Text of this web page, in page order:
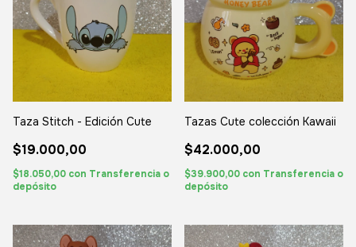
Taza Stitch - Edición Cute
$19.000,00
$18.050,00 con Transferencia o
depósito
Tazas Cute colección Kawaii
$42.000,00
$39.900,00 con Transferencia o
depósito